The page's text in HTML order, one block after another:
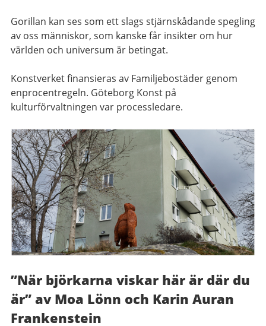
Gorillan kan ses som ett slags stjärnskådande spegling
av oss människor, som kanske får insikter om hur
världen och universum är betingat.
Konstverket finansieras av Familjebostäder genom
enprocentregeln. Göteborg Konst på
kulturförvaltningen var processledare.
”När björkarna viskar här är där du
är” av Moa Lönn och Karin Auran
Frankenstein